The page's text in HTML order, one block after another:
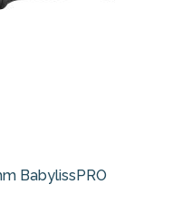
BabylissPRO